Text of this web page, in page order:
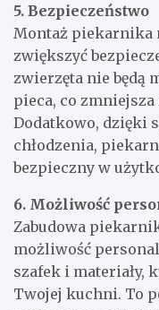
5. Bezpieczeństwo
Montaż piekarnika
zwiększyć
zwierzęta nie będą
pieca, co
Dodatkowo, dzięki
chłodzenia,
bezpieczny w
6. Możliwość
Zabudowa
możliwość
szafek i materiały,
Twojej kuchni. To